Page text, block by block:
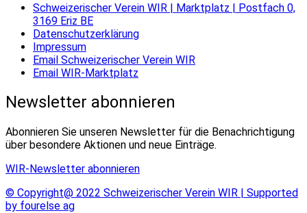
Schweizerischer Verein WIR | Marktplatz | Postfach 0,
3169 Eriz BE
Datenschutzerklärung
Impressum
Email Schweizerischer Verein WIR
Email WIR-Marktplatz
Newsletter abonnieren
Abonnieren Sie unseren Newsletter für die Benachrichtigung
über besondere Aktionen und neue Einträge.
WIR-Newsletter abonnieren
© Copyright@ 2022 Schweizerischer Verein WIR | Supported
by fourelse ag